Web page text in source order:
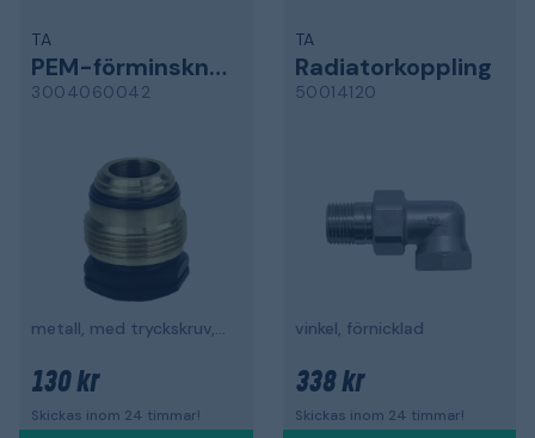
TA
PEM-förminskning
3004060042
metall, med tryckskruv, plast-utv gg
130 kr
Skickas inom 24 timmar!
TA
Radiatorkoppling
50014120
vinkel, förnicklad
338 kr
Skickas inom 24 timmar!